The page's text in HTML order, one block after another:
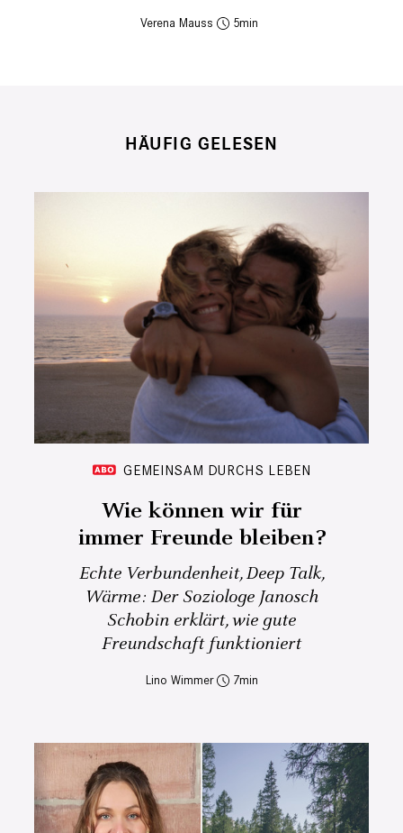
Verena Mauss 5
HÄUFIG GELESEN
GEMEINSAM DURCHS LEBEN
Wie können wir für
immer Freunde bleiben?
Echte Verbundenheit, Deep Talk,
Wärme: Der Soziologe Janosch
Schobin erklärt, wie gute
Freundschaft funktioniert
Lino Wimmer 7